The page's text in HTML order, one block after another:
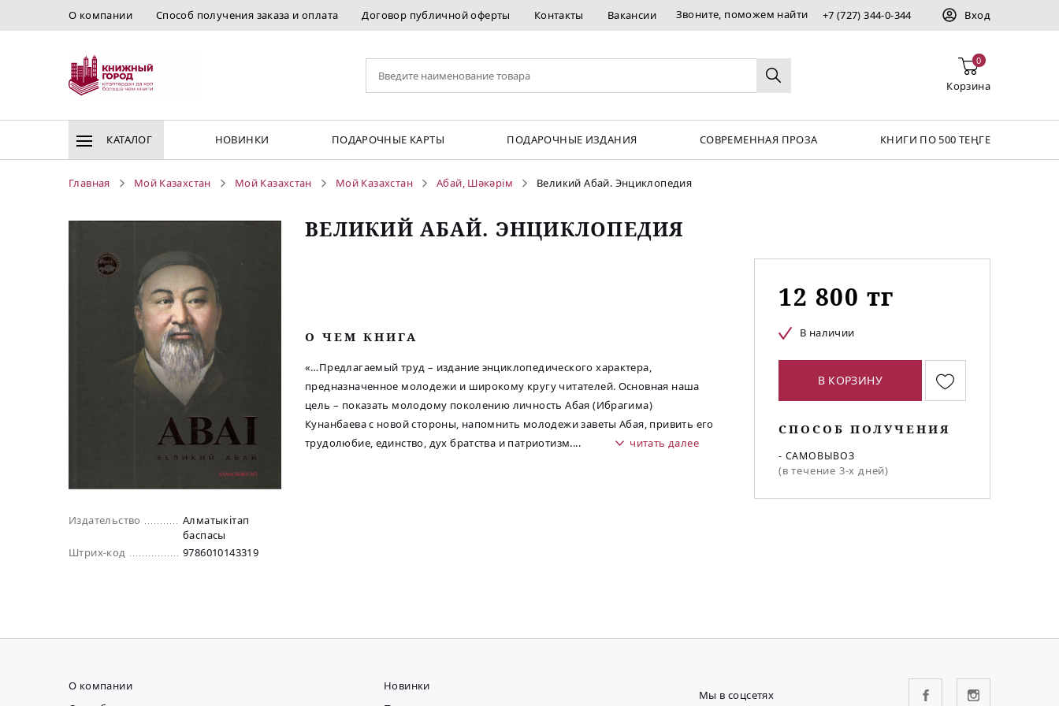
О компании Способ получения заказа и оплата Договор публичной оферты Контакты Вакансии Звоните, поможем найти +7 (727) 344-0-344 Вход
0
Корзина
КАТАЛОГ НОВИНКИ ПОДАРОЧНЫЕ КАРТЫ ПОДАРОЧНЫЕ ИЗДАНИЯ СОВРЕМЕННАЯ ПРОЗА КНИГИ ПО 500 ТЕҢГЕ
Главная Мой Казахстан Мой Казахстан Мой Казахстан Абай, Шәкәрім Великий Абай. Энциклопедия
Издательство
Алматыкiтап
баспасы
Штрих-код
9786010143319
ВЕЛИКИЙ АБАЙ. ЭНЦИКЛОПЕДИЯ
O ЧЕМ КНИГА
«…Предлагаемый труд – издание энциклопедического характера,
предназначенное молодежи и широкому кругу читателей. Основная наша
цель – показать молодому поколению личность Абая (Ибрагима)
Кунанбаева с новой стороны, напомнить молодежи заветы Абая, привить его
трудолюбие, единство, дух братства и патриотизм.... читать далее
12 800 тг
В наличии
В КОРЗИНУ
СПОСОБ ПОЛУЧЕНИЯ
- САМОВЫВОЗ
(в течение 3-х дней)
О компании
Новинки
Мы в соцсетях